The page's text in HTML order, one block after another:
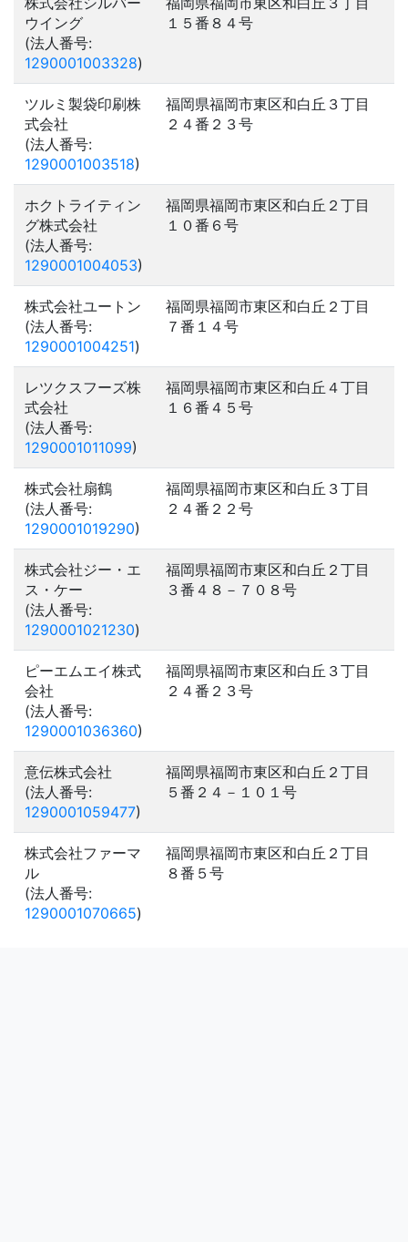
ウイング
(法人番号:
1290001003328)
１５番８４号
ツルミ製袋印刷株
式会社
(法人番号:
1290001003518)
福岡県福岡市東区和白丘３丁目
２４番２３号
ホクトライティン
グ株式会社
(法人番号:
1290001004053)
福岡県福岡市東区和白丘２丁目
１０番６号
株式会社ユートン
(法人番号:
1290001004251)
福岡県福岡市東区和白丘２丁目
７番１４号
レツクスフーズ株
式会社
(法人番号:
1290001011099)
福岡県福岡市東区和白丘４丁目
１６番４５号
株式会社扇鶴
(法人番号:
1290001019290)
福岡県福岡市東区和白丘３丁目
２４番２２号
株式会社ジー・エ
ス・ケー
(法人番号:
1290001021230)
福岡県福岡市東区和白丘２丁目
３番４８－７０８号
ピーエムエイ株式
会社
(法人番号:
1290001036360)
福岡県福岡市東区和白丘３丁目
２４番２３号
意伝株式会社
(法人番号:
1290001059477)
福岡県福岡市東区和白丘２丁目
５番２４－１０１号
株式会社ファーマ
ル
(法人番号:
1290001070665)
福岡県福岡市東区和白丘２丁目
８番５号